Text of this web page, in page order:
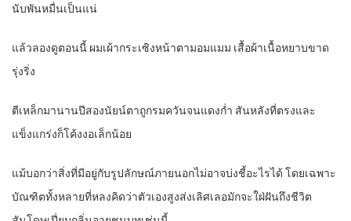
นับพันหมื่นเป็นแน่
แล้วลองดูตอนนี้ ผมเผ้ากระเซิงหน้าตามอมแมม เสื้อผ้าเนื้อหยาบขาด
รุ่งริ่ง
ตีเหล็กมานานปีสองนัยน์ตาถูกรมควันจนแดงก่ำ สันหลังที่ตรงและ
แข็งแกร่งก็โค้งงอเล็กน้อย
แม้บอกว่าสิ่งที่มีอยู่กับรูปลักษณ์ภายนอกไม่อาจบ่งชี้อะไรได้ โดยเฉพาะ
บัณฑิตทั้งหลายที่หลงคิดว่าตัวเองสูงส่งเลิศเลอมักจะใฝ่ฝันถึงชีวิต